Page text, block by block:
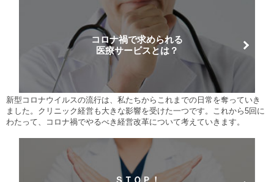
コロナ禍で求められる
医療サービスとは？
新型コロナウイルスの流行は、私たちからこれまでの日常を奪っていき
ました。クリニック経営も大きな影響を受けた一つです。これから5回に
わたって、コロナ禍でやるべき経営改革について考えていきます。
ＳＴＯＰ！